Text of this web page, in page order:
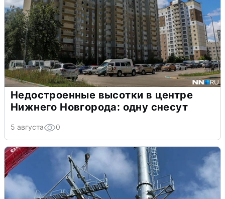
Недостроенные высотки в центре
Нижнего Новгорода: одну снесут
5 августа 0